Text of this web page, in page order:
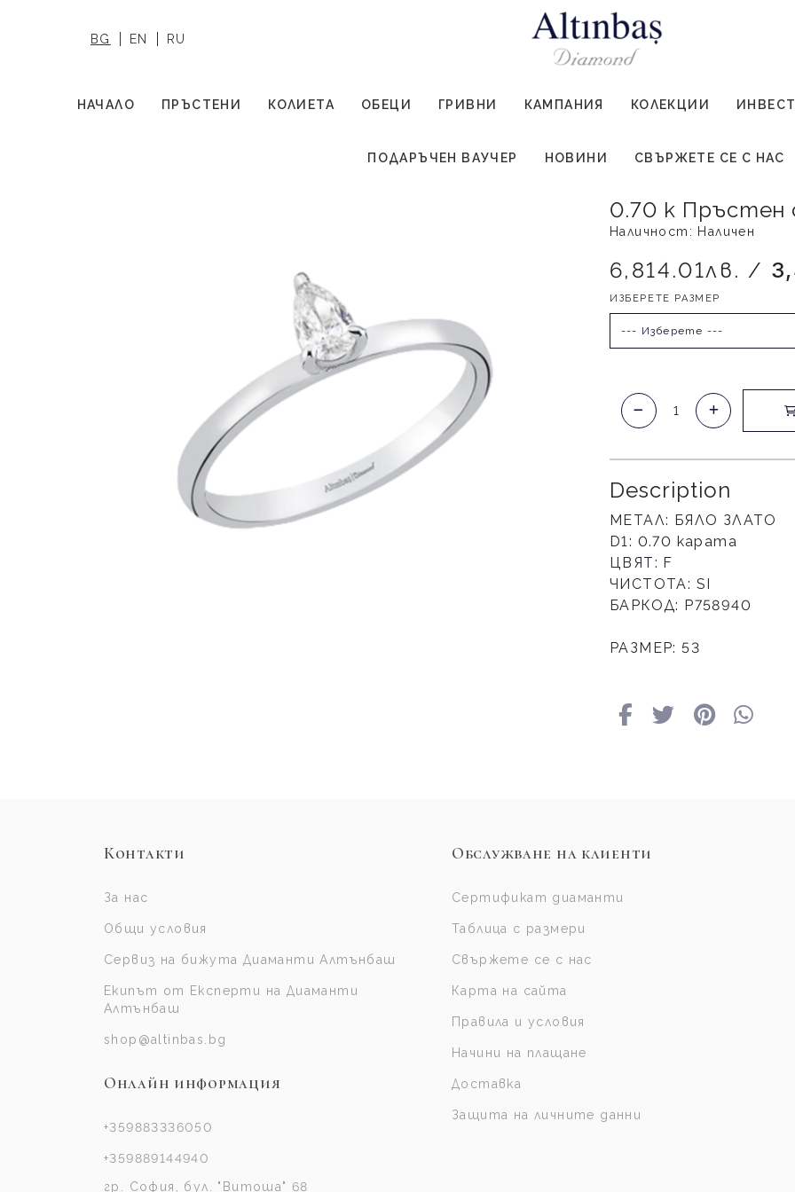
BG EN RU
НАЧАЛО ПРЪСТЕНИ КОЛИЕТА ОБЕЦИ ГРИВНИ КАМПАНИЯ КОЛЕКЦИИ
ПОДАРЪЧЕН ВАУЧЕР НОВИНИ СВЪРЖЕТЕ СЕ С НАС
0.70 к Пръстен
Наличност: Наличен
6,814.01лв. /
ИЗБЕРЕТЕ РАЗМЕР
--- Изберете ---
Description
МЕТАЛ: БЯЛО ЗЛАТО
D1: 0.70 карата
ЦВЯТ: F
ЧИСТОТА: SI
БАРКОД: P758940
РАЗМЕР: 53
Контакти
За нас
Общи условия
Сервиз на бижута Диаманти Алтънбаш
Екипът от Експерти на Диаманти
Алтънбаш
shop@altinbas.bg
Онлайн информация
+359883336050
+359889144940
гр. София, бул. "Витоша" 68
Обслужване на клиенти
Сертификат диаманти
Таблица с размери
Свържете се с нас
Карта на сайта
Правила и условия
Начини на плащане
Доставка
Защита на личните данни